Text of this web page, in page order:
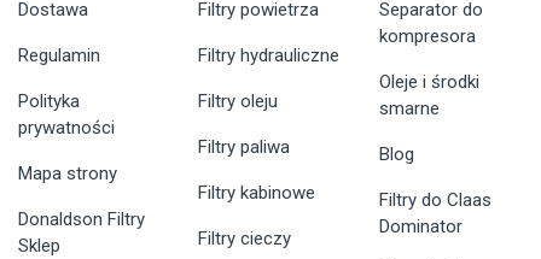
Dostawa
Regulamin
Polityka
prywatności
Mapa strony
Donaldson Filtry
Sklep
Filtry powietrza
Filtry hydrauliczne
Filtry oleju
Filtry paliwa
Filtry kabinowe
Filtry cieczy
Separator do
kompresora
Oleje i środki
smarne
Blog
Filtry do Claas
Dominator